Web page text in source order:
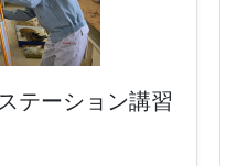
テーション講習